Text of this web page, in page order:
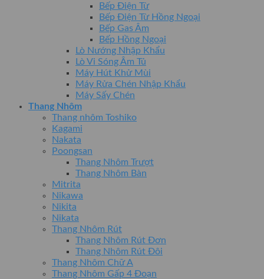
Bếp Điện Từ
Bếp Điện Từ Hồng Ngoại
Bếp Gas Âm
Bếp Hồng Ngoại
Lò Nướng Nhập Khẩu
Lò Vi Sóng Âm Tủ
Máy Hút Khử Mùi
Máy Rửa Chén Nhập Khẩu
Máy Sấy Chén
Thang Nhôm
Thang nhôm Toshiko
Kagami
Nakata
Poongsan
Thang Nhôm Trượt
Thang Nhôm Bàn
Mitrita
Nikawa
Nikita
Nikata
Thang Nhôm Rút
Thang Nhôm Rút Đơn
Thang Nhôm Rút Đôi
Thang Nhôm Chữ A
Thang Nhôm Gấp 4 Đoạn